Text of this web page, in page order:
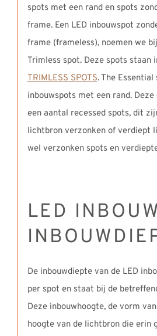
spots met een rand en spots
frame. Een LED inbouwspot
frame (frameless), noemen we
Trimless spot. Deze spots staan
TRIMLESS SPOTS. The
inbouwspots met een rand.
een aantal recessed spots, dit
lichtbron verzonken of verdiept
wel verzonken spots en
LED
De inbouwdiepte van de LED
per spot en staat bij de
Deze inbouwhoogte, de vorm
hoogte van de lichtbron die erin